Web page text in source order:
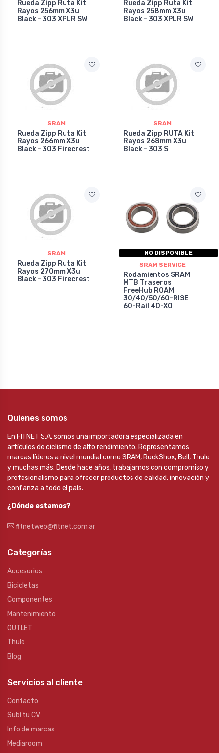
Rueda Zipp Ruta Kit
Rayos 256mm X3u
Black - 303 XPLR SW
Rueda Zipp Ruta Kit
Rayos 258mm X3u
Black - 303 XPLR SW
SRAM
Rueda Zipp Ruta Kit
Rayos 266mm X3u
Black - 303 Firecrest
SRAM
Rueda Zipp RUTA Kit
Rayos 268mm X3u
Black - 303 S
SRAM
Rueda Zipp Ruta Kit
Rayos 270mm X3u
Black - 303 Firecrest
NO DISPONIBLE
SRAM SERVICE
Rodamientos SRAM
MTB Traseros
FreeHub ROAM
30/40/50/60-RISE
60-Rail 40-X0
Quienes somos
En FITNET S.A. somos una importadora especializada en
artículos de ciclismo de alto rendimiento. Representamos
marcas líderes a nivel mundial como SRAM, RockShox, Bell, Thule
y muchas más. Desde hace años, trabajamos con compromiso y
profesionalismo para ofrecer productos de calidad, innovación y
confianza a todo el país.
¿Dónde estamos?
fitnetweb@fitnet.com.ar
Categorías
Accesorios
Bicicletas
Componentes
Mantenimiento
OUTLET
Thule
Blog
Servicios al cliente
Contacto
Subí tu CV
Info de marcas
Mediaroom